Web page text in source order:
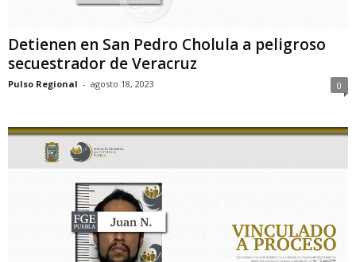
Detienen en San Pedro Cholula a peligroso
secuestrador de Veracruz
Pulso Regional - agosto 18, 2023 0